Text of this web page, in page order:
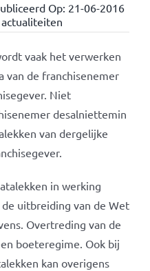
Op: 21-06-2016
vaak het verwerken
van de franchisenemer
Niet
desalniettemin
van dergelijke
in werking
uitbreiding van de Wet
Overtreding van de
boeteregime. Ook bij
kan overigens